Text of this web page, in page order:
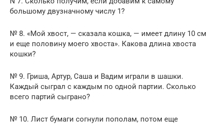
большому двузначному числу 1?
№ 8. «Мой хвост, — сказала кошка, — имеет длину 10 см
и еще половину моего хвоста». Какова длина хвоста
кошки?
№ 9. Гриша, Артур, Саша и Вадим играли в шашки.
Каждый сыграл с каждым по одной партии. Сколько
всего партий сыграно?
№ 10. Лист бумаги согнули пополам, потом еще